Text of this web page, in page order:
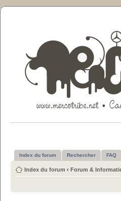
Index du forum Rechercher FAQ
Index du forum ‹ Forum &